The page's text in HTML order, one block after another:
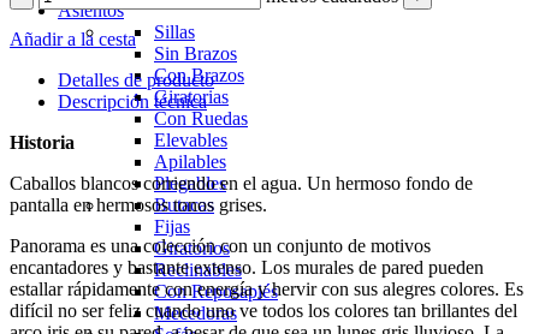
Asientos
Sillas
Sin Brazos
Con Brazos
Giratorias
Con Ruedas
Elevables
Apilables
Plegables
Butacas
Fijas
Giratorios
Reclinables
Con Reposapiés
Mecedoras
Añadir a la cesta
Detalles de producto
Descripción técnica
Historia
Caballos blancos corriendo en el agua. Un hermoso fondo de
pantalla en hermosos tonos grises.
Panorama es una colección con un conjunto de motivos
encantadores y bastante extenso. Los murales de pared pueden
estallar rápidamente con energía y hervir con sus alegres colores. Es
difícil no ser feliz cuando uno ve todos los colores tan brillantes del